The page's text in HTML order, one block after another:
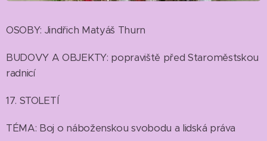
OSOBY: Jindřich Matyáš Thurn
BUDOVY A OBJEKTY: popraviště před Staroměstskou
radnicí
17. STOLETÍ
TÉMA: Boj o náboženskou svobodu a lidská práva